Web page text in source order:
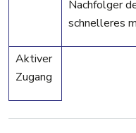
Nachfolger
schnelleres
Aktiver
Zugang